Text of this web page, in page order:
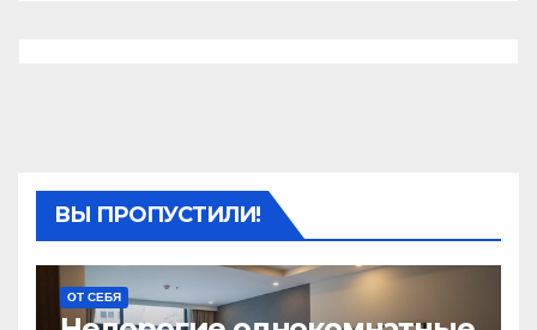
ВЫ ПРОПУСТИЛИ!
ОТ СЕБЯ